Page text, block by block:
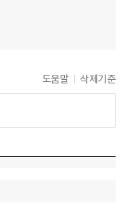
도움말 삭제기준